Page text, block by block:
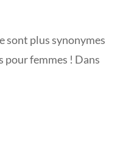
sont plus synonymes
pour femmes ! Dans